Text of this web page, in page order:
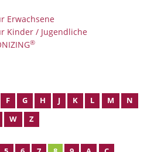
Erwachsene
Kinder / Jugendliche
®
F G H J K L M
N
W Z